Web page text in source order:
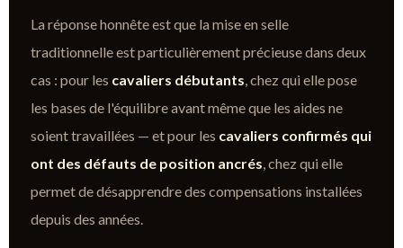
La réponse honnête est que la mise en selle
traditionnelle est particulièrement précieuse dans deux
cas : pour les cavaliers débutants, chez qui elle pose
les bases de l'équilibre avant même que les aides ne
soient travaillées — et pour les cavaliers confirmés qui
ont des défauts de position ancrés, chez qui elle
permet de désapprendre des compensations installées
depuis des années.